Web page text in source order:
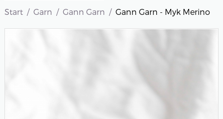
Start Garn Gann Garn Gann Garn - Myk Merino